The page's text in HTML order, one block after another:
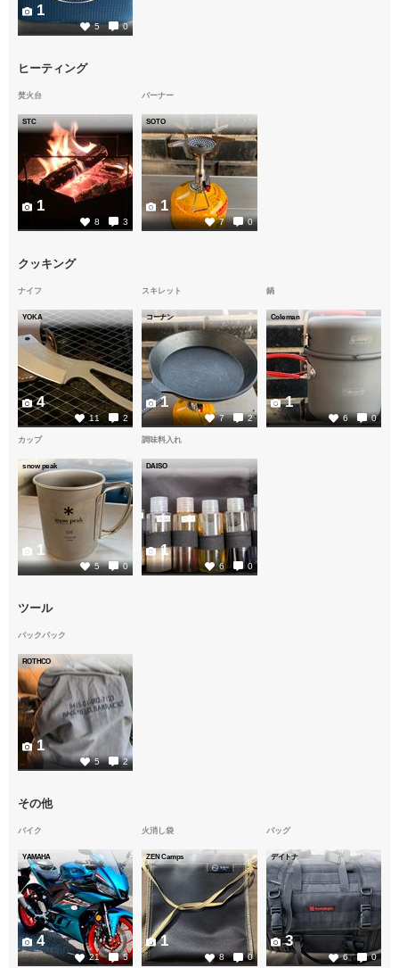
5 0
1
ヒーティング
焚火台
STC
8 3
1
バーナー
SOTO
7 0
1
クッキング
ナイフ
YOKA
11 2
4
スキレット
コーナン
7 2
1
鍋
Coleman
6 0
1
カップ
snow peak
5 0
1
調味料入れ
DAISO
6 0
1
ツール
バックパック
ROTHCO
5 2
1
その他
バイク
YAMAHA
21 5
4
火消し袋
ZEN Camps
8 0
1
バッグ
デイトナ
6 0
3